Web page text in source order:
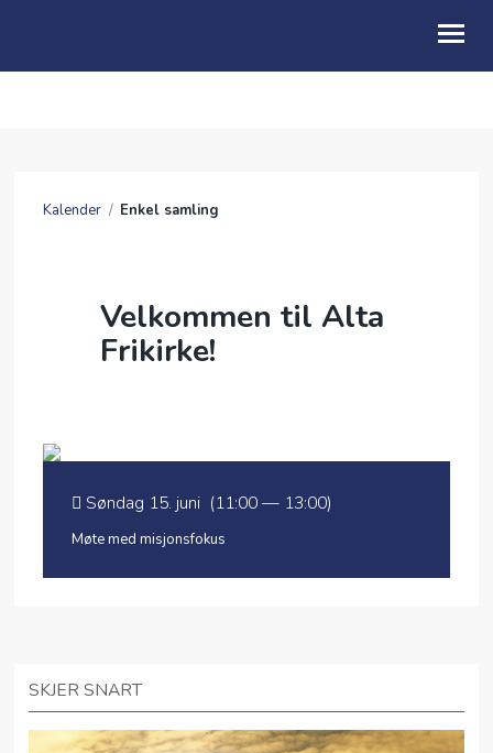
TALER
BE FOR
SOMMERFESTIVAL 2026
Kalender / Enkel samling
Velkommen til Alta
Frikirke!
Søndag 15. juni (11:00 — 13:00)
Møte med misjonsfokus
SKJER SNART